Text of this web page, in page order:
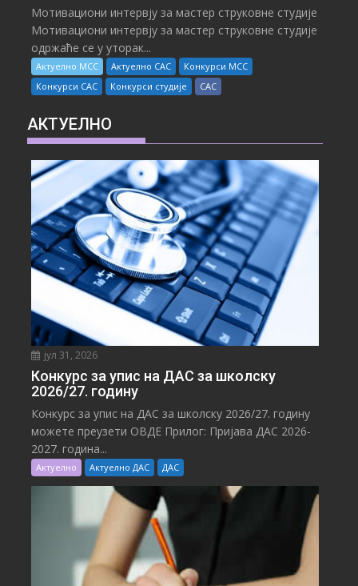
Мотивациони интервју за мастер струковне студије
Мотивациони интервју за мастер струковне студије
одржаће се у уторак...
Актуелно МСС Актуелно САС
Конкурси МСС
Конкурси САС
Конкурси студије САС
АКТУЕЛНО
јул 31, 2026
Конкурс за упис на ДАС за школску
2026/27. годину
Конкурс за упис на ДАС за школску 2026/27. годину
можете преузети ОВДЕ Прилог: Пријава ДАС 2026-
2027. година...
Актуелно Актуелно ДАС ДАС